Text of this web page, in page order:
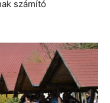
számító